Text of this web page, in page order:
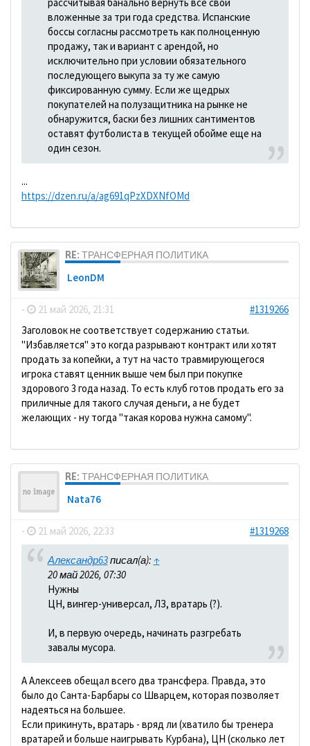
вложенные за три года средства. Испанские
боссы согласны рассмотреть как полноценную
продажу, так и вариант с арендой, но
исключительно при условии обязательного
последующего выкупа за ту же самую
фиксированную сумму. Если же щедрых
покупателей на полузащитника на рынке не
обнаружится, баски без лишних сантиментов
оставят футболиста в текущей обойме еще на
один сезон.
...
https://dzen.ru/a/ag691qPzXDXNfOMd
RE: ТРАНСФЕРНАЯ ПОЛИТИКА
LeonDM
- 21 май 2026, 21:31
#1319266
Заголовок не соответствует содержанию статьи.
"Избавляется" это когда разрывают контракт или хотят
продать за копейки, а тут на часто травмирующегося
игрока ставят ценник выше чем был при покупке
здорового 3 года назад. То есть клуб готов продать его за
приличные для такого случая деньги, а не будет
желающих - ну тогда "такая корова нужна самому".
RE: ТРАНСФЕРНАЯ ПОЛИТИКА
Nata76
- 21 май 2026, 22:33 #1319268
Александр63писал(а): ↑
20 май 2026, 07:30
Нужны
ЦН, вингер-универсал, ЛЗ, вратарь (?).
И, в первую очередь, начинать разгребать
завалы мусора.
А Алексеев обещал всего два трансфера. Правда, это
было до Санта-Барбары со Шварцем, которая позволяет
надеяться на большее.
Если прикинуть, вратарь - вряд ли (хватило бы тренера
вратарей и больше наигрывать Курбана), ЦН (сколько лет